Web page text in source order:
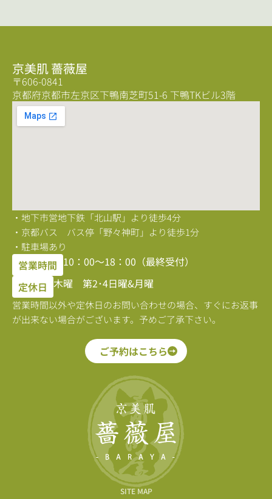
SITE MAP
京美肌 薔薇屋
〒606-0841
京都府京都市左京区下鴨南芝町51-6 下鴨TKビル3階
・地下市営地下鉄「北山駅」より徒歩4分
・京都バス バス停「野々神町」より徒歩1分
・駐車場あり
営業時間 10：00〜18：00（最終受付）
定休日 木曜 第2･4日曜&月曜
営業時間以外や定休日のお問い合わせの場合、すぐにお返事
が出来ない場合がございます。予めご了承下さい。
ご予約はこちら